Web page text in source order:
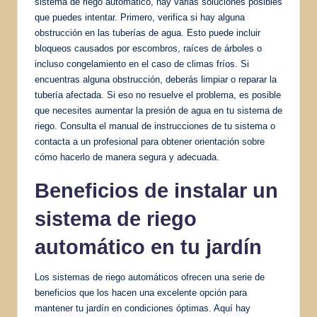
que puedes intentar. Primero, verifica si hay alguna
obstrucción en las tuberías de agua. Esto puede incluir
bloqueos causados por escombros, raíces de árboles o
incluso congelamiento en el caso de climas fríos. Si
encuentras alguna obstrucción, deberás limpiar o reparar la
tubería afectada. Si eso no resuelve el problema, es posible
que necesites aumentar la presión de agua en tu sistema de
riego. Consulta el manual de instrucciones de tu sistema o
contacta a un profesional para obtener orientación sobre
cómo hacerlo de manera segura y adecuada.
Beneficios de instalar un
sistema de riego
automático en tu jardín
Los sistemas de riego automáticos ofrecen una serie de
beneficios que los hacen una excelente opción para
mantener tu jardín en condiciones óptimas. Aquí hay